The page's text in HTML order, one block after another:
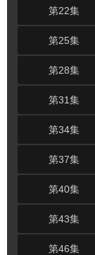
第22集
第25集
第28集
第31集
第34集
第37集
第40集
第43集
第46集